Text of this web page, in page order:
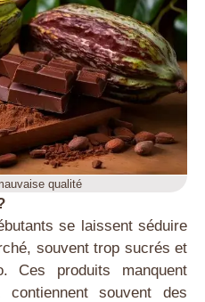
qualité
se laissent séduire
souvent trop sucrés et
Ces produits manquent
contiennent souvent des